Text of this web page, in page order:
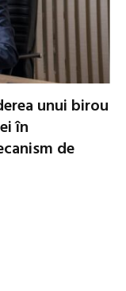
unui birou
în
de